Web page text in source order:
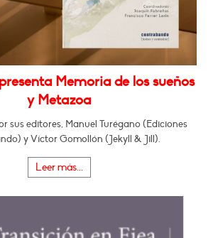
Memoria de los sueños
y Metazoa
sus editores, Manuel Turégano (Ediciones
y Víctor Gomollón (Jekyll & Jill).
Leer más...